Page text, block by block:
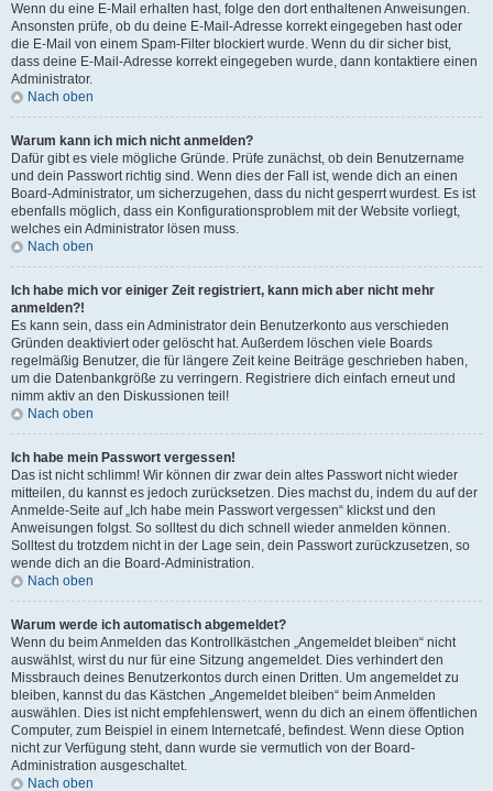
Wenn du eine E-Mail erhalten hast, folge den dort enthaltenen Anweisungen.
Ansonsten prüfe, ob du deine E-Mail-Adresse korrekt eingegeben hast oder
die E-Mail von einem Spam-Filter blockiert wurde. Wenn du dir sicher bist,
dass deine E-Mail-Adresse korrekt eingegeben wurde, dann kontaktiere einen
Administrator.
Nach oben
Warum kann ich mich nicht anmelden?
Dafür gibt es viele mögliche Gründe. Prüfe zunächst, ob dein Benutzername
und dein Passwort richtig sind. Wenn dies der Fall ist, wende dich an einen
Board-Administrator, um sicherzugehen, dass du nicht gesperrt wurdest. Es ist
ebenfalls möglich, dass ein Konfigurationsproblem mit der Website vorliegt,
welches ein Administrator lösen muss.
Nach oben
Ich habe mich vor einiger Zeit registriert, kann mich aber nicht mehr
anmelden?!
Es kann sein, dass ein Administrator dein Benutzerkonto aus verschieden
Gründen deaktiviert oder gelöscht hat. Außerdem löschen viele Boards
regelmäßig Benutzer, die für längere Zeit keine Beiträge geschrieben haben,
um die Datenbankgröße zu verringern. Registriere dich einfach erneut und
nimm aktiv an den Diskussionen teil!
Nach oben
Ich habe mein Passwort vergessen!
Das ist nicht schlimm! Wir können dir zwar dein altes Passwort nicht wieder
mitteilen, du kannst es jedoch zurücksetzen. Dies machst du, indem du auf der
Anmelde-Seite auf „Ich habe mein Passwort vergessen“ klickst und den
Anweisungen folgst. So solltest du dich schnell wieder anmelden können.
Solltest du trotzdem nicht in der Lage sein, dein Passwort zurückzusetzen, so
wende dich an die Board-Administration.
Nach oben
Warum werde ich automatisch abgemeldet?
Wenn du beim Anmelden das Kontrollkästchen „Angemeldet bleiben“ nicht
auswählst, wirst du nur für eine Sitzung angemeldet. Dies verhindert den
Missbrauch deines Benutzerkontos durch einen Dritten. Um angemeldet zu
bleiben, kannst du das Kästchen „Angemeldet bleiben“ beim Anmelden
auswählen. Dies ist nicht empfehlenswert, wenn du dich an einem öffentlichen
Computer, zum Beispiel in einem Internetcafé, befindest. Wenn diese Option
nicht zur Verfügung steht, dann wurde sie vermutlich von der Board-
Administration ausgeschaltet.
Nach oben